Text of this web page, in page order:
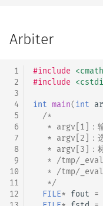
Arbiter
1
2
3
4
5
6
7
8
9
10
11
12
#include
#include
int main(int
/*
* argv[1]：
* argv[2]：
* argv[3]：
* /tmp/
* /tmp/
   */
FILE* fout =